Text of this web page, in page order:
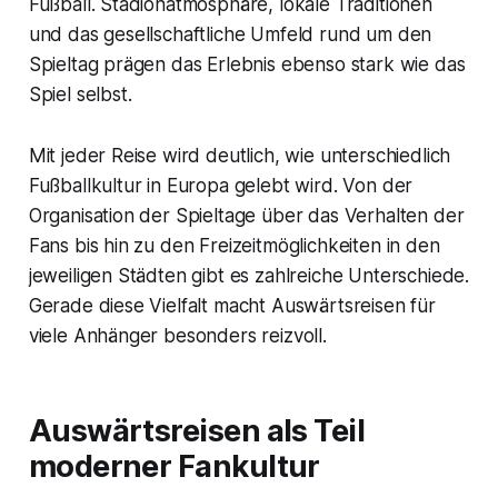
Fußball. Stadionatmosphäre, lokale Traditionen
und das gesellschaftliche Umfeld rund um den
Spieltag prägen das Erlebnis ebenso stark wie das
Spiel selbst.
Mit jeder Reise wird deutlich, wie unterschiedlich
Fußballkultur in Europa gelebt wird. Von der
Organisation der Spieltage über das Verhalten der
Fans bis hin zu den Freizeitmöglichkeiten in den
jeweiligen Städten gibt es zahlreiche Unterschiede.
Gerade diese Vielfalt macht Auswärtsreisen für
viele Anhänger besonders reizvoll.
Auswärtsreisen als Teil
moderner Fankultur